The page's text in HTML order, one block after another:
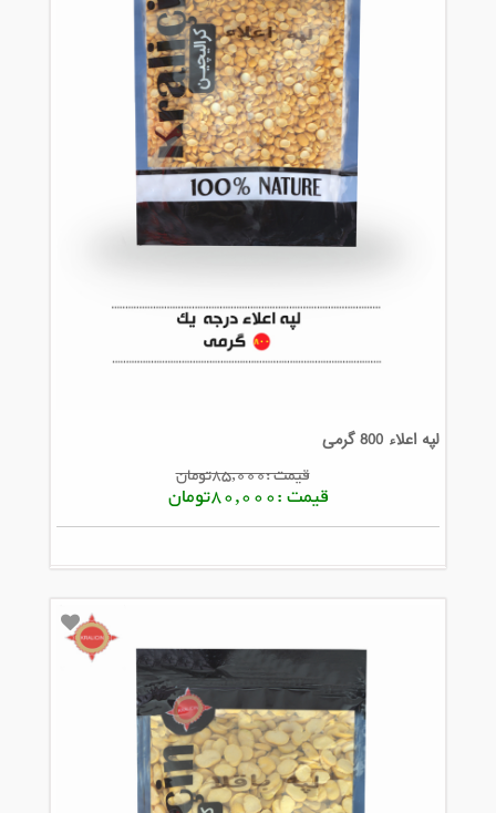
لپه اعلاء 800 گرمی
قیمت :85,000تومان
قیمت :80,000تومان